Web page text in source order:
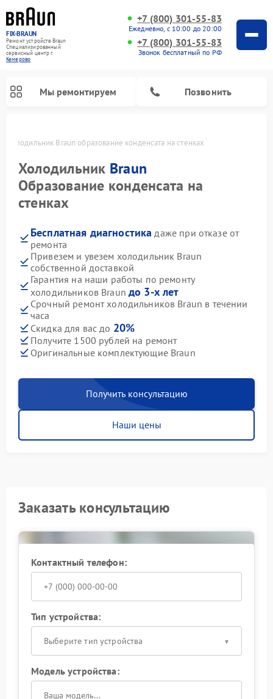
FIX-BRAUN
Ремонт устройств Braun
Специализированный
cервисный центр г.
Кемерово
+7 (800) 301-55-83
Ежедневно, с 10:00 до 20:00
+7 (800) 301-55-83
Звонок бесплатный по РФ
Мы ремонтируем Позвонить
Холодильник Braun образование конденсата на стенках
Холодильник Braun
Образование конденсата на
стенках
Бесплатная диагностика даже при отказе от
ремонта
Привезем и увезем холодильник Braun
собственной доставкой
Гарантия на наши работы по ремонту
холодильников Braunдо 3-х лет
Срочный ремонт холодильников Braun в течении
часа
Скидка для вас до 20%
Получите 1500 рублей на ремонт
Оригинальные комплектующие Braun
Получить консультацию
Наши цены
Заказать консультацию
Контактный телефон:
Тип устройства:
Выберите тип устройства
Модель устройства: